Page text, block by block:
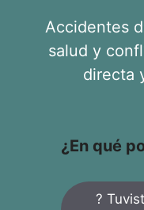
Accidentes
salud y
directa
¿En qué
?